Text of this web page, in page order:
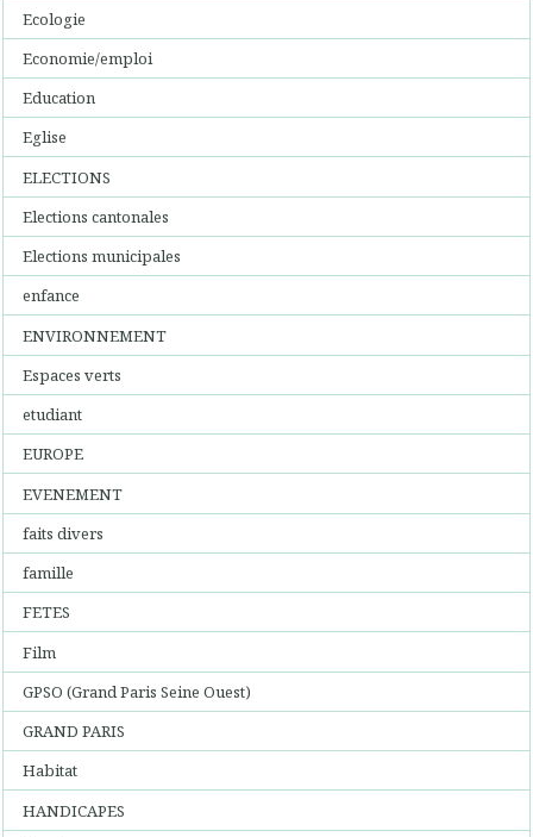
Ecologie
Economie/emploi
Education
Eglise
ELECTIONS
Elections cantonales
Elections municipales
enfance
ENVIRONNEMENT
Espaces verts
etudiant
EUROPE
EVENEMENT
faits divers
famille
FETES
Film
GPSO (Grand Paris Seine Ouest)
GRAND PARIS
Habitat
HANDICAPES